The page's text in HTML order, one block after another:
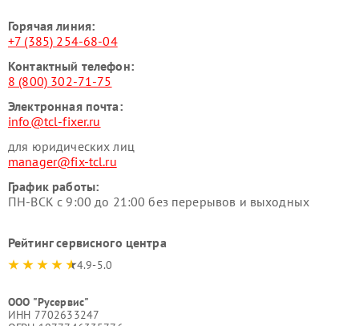
Горячая линия:
+7 (385) 254-68-04
Контактный телефон:
8 (800) 302-71-75
Электронная почта:
info@tcl-fixer.ru
для юридических лиц
manager@fix-tcl.ru
График работы:
ПН-ВСК с 9:00 до 21:00 без перерывов и выходных
Рейтинг сервисного центра
4.9-5.0
ООО "Русервис"
ИНН 7702633247